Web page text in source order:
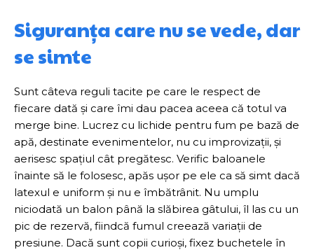
Siguranța care nu se vede, dar
se simte
Sunt câteva reguli tacite pe care le respect de
fiecare dată și care îmi dau pacea aceea că totul va
merge bine. Lucrez cu lichide pentru fum pe bază de
apă, destinate evenimentelor, nu cu improvizații, și
aerisesc spațiul cât pregătesc. Verific baloanele
înainte să le folosesc, apăs ușor pe ele ca să simt dacă
latexul e uniform și nu e îmbătrânit. Nu umplu
niciodată un balon până la slăbirea gâtului, îl las cu un
pic de rezervă, fiindcă fumul creează variații de
presiune. Dacă sunt copii curioși, fixez buchetele în